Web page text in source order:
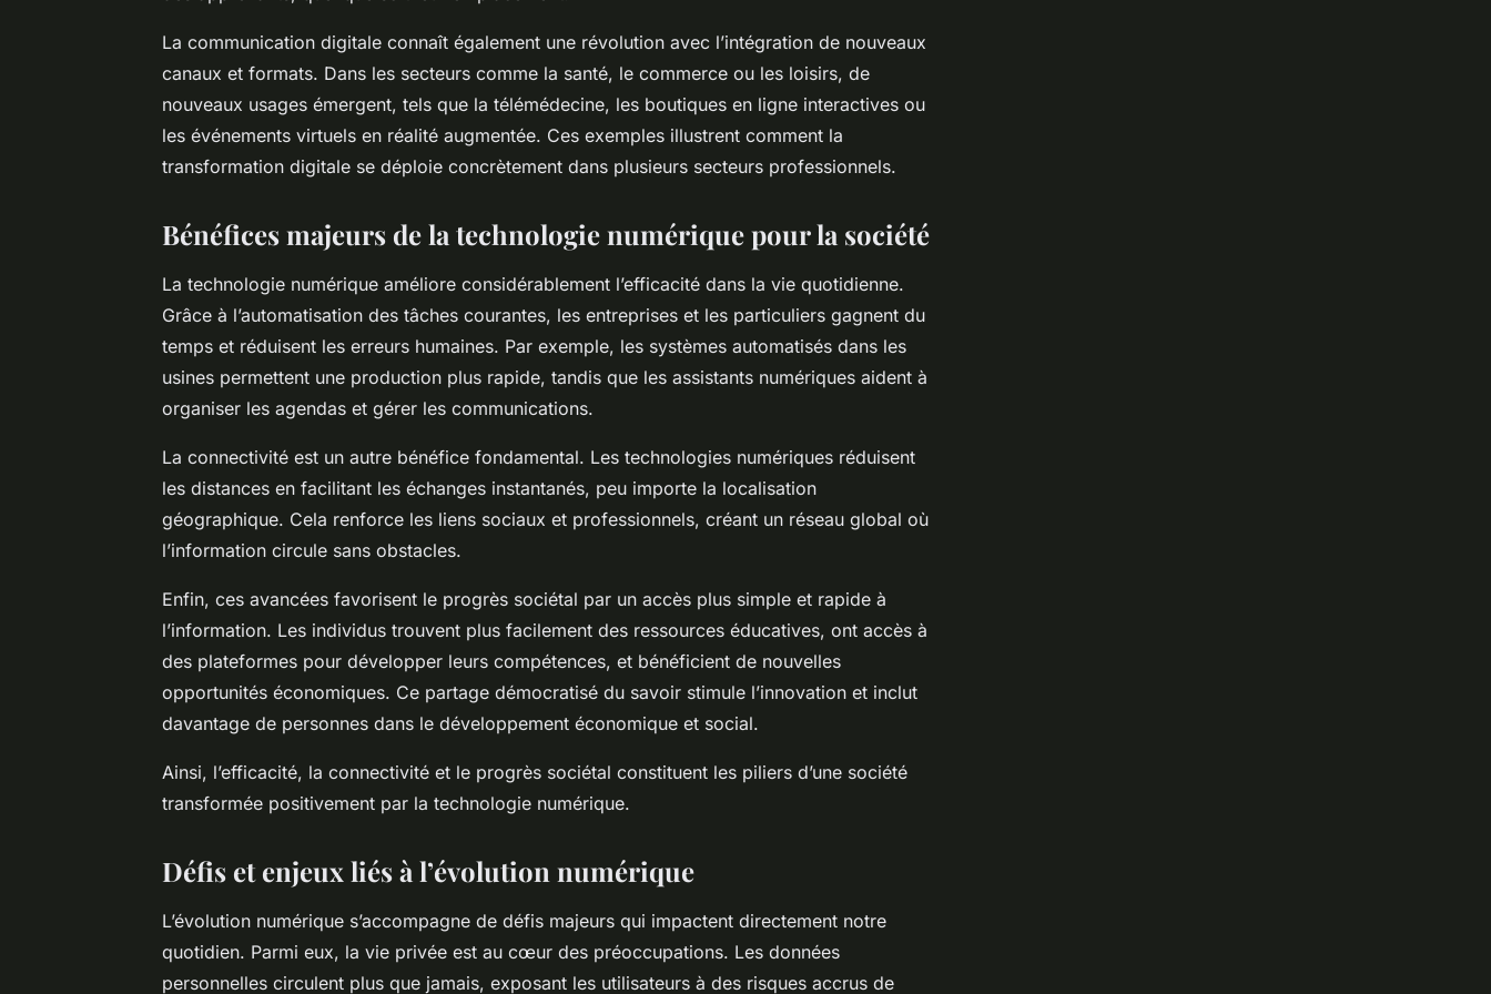
La communication digitale connaît également une révolution avec l’intégration de nouveaux
canaux et formats. Dans les secteurs comme la santé, le commerce ou les loisirs, de
nouveaux usages émergent, tels que la télémédecine, les boutiques en ligne interactives ou
les événements virtuels en réalité augmentée. Ces exemples illustrent comment la
transformation digitale se déploie concrètement dans plusieurs secteurs professionnels.
Bénéfices majeurs de la technologie numérique pour la société
La technologie numérique améliore considérablement l’efficacité dans la vie quotidienne.
Grâce à l’automatisation des tâches courantes, les entreprises et les particuliers gagnent du
temps et réduisent les erreurs humaines. Par exemple, les systèmes automatisés dans les
usines permettent une production plus rapide, tandis que les assistants numériques aident à
organiser les agendas et gérer les communications.
La connectivité est un autre bénéfice fondamental. Les technologies numériques réduisent
les distances en facilitant les échanges instantanés, peu importe la localisation
géographique. Cela renforce les liens sociaux et professionnels, créant un réseau global où
l’information circule sans obstacles.
Enfin, ces avancées favorisent le progrès sociétal par un accès plus simple et rapide à
l’information. Les individus trouvent plus facilement des ressources éducatives, ont accès à
des plateformes pour développer leurs compétences, et bénéficient de nouvelles
opportunités économiques. Ce partage démocratisé du savoir stimule l’innovation et inclut
davantage de personnes dans le développement économique et social.
Ainsi, l’efficacité, la connectivité et le progrès sociétal constituent les piliers d’une société
transformée positivement par la technologie numérique.
Défis et enjeux liés à l’évolution numérique
L’évolution numérique s’accompagne de défis majeurs qui impactent directement notre
quotidien. Parmi eux, la vie privée est au cœur des préoccupations. Les données
personnelles circulent plus que jamais, exposant les utilisateurs à des risques accrus de